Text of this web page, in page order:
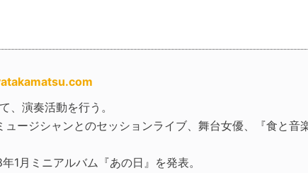
演奏活動を行う。
ージシャンとのセッションライブ、舞台女優、『食と音
月ミニアルバム『あの日』を発表。